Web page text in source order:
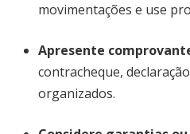
movimentações e use
Apresente
contracheque,
organizados.